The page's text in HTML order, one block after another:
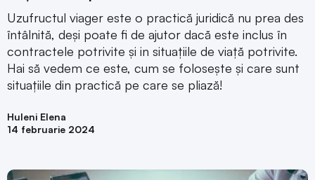
Uzufructul viager este o practică juridică nu prea des
întâlnită, deși poate fi de ajutor dacă este inclus în
contractele potrivite și in situațiile de viață potrivite.
Hai să vedem ce este, cum se folosește și care sunt
situațiile din practică pe care se pliază!
Huleni Elena
14 februarie 2024